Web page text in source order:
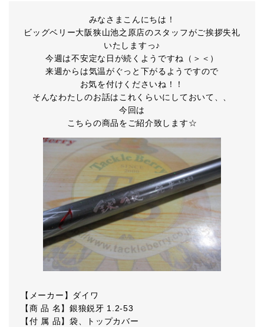
みなさまこんにちは！
ビッグベリー大阪狭山池之原店のスタッフがご挨拶失礼
いたしますっ♪
今週は不安定な日が続くようですね（＞＜）
来週からは気温がぐっと下がるようですので
お気を付けくださいね！！
そんなわたしのお話はこれくらいにしておいて、、
今回は
こちらの商品をご紹介致します☆
【メーカー】ダイワ
【商 品 名】銀狼鋭牙 1.2-53
【付 属 品】袋、トップカバー